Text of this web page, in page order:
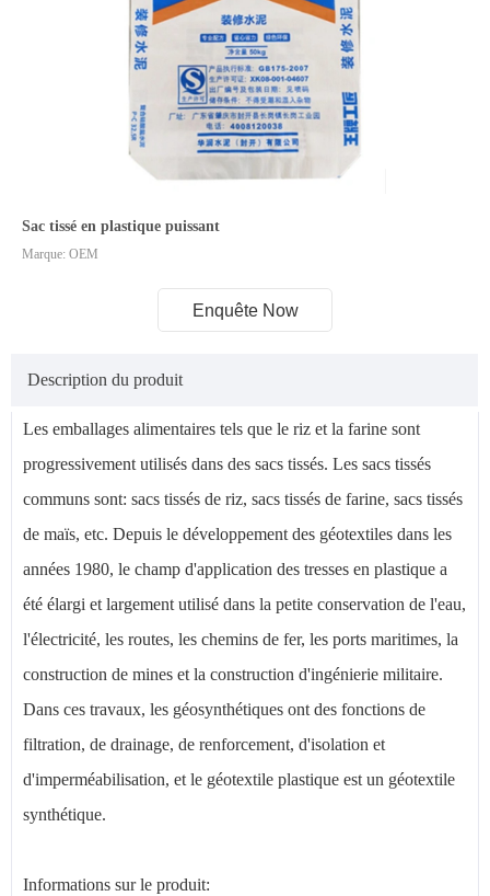
Sac tissé en plastique puissant
Marque: OEM
Enquête Now
Description du produit
Les emballages alimentaires tels que le riz et la farine sont
progressivement utilisés dans des sacs tissés. Les sacs tissés
communs sont: sacs tissés de riz, sacs tissés de farine, sacs tissés
de maïs, etc. Depuis le développement des géotextiles dans les
années 1980, le champ d'application des tresses en plastique a
été élargi et largement utilisé dans la petite conservation de l'eau,
l'électricité, les routes, les chemins de fer, les ports maritimes, la
construction de mines et la construction d'ingénierie militaire.
Dans ces travaux, les géosynthétiques ont des fonctions de
filtration, de drainage, de renforcement, d'isolation et
d'imperméabilisation, et le géotextile plastique est un géotextile
synthétique.
Informations sur le produit: